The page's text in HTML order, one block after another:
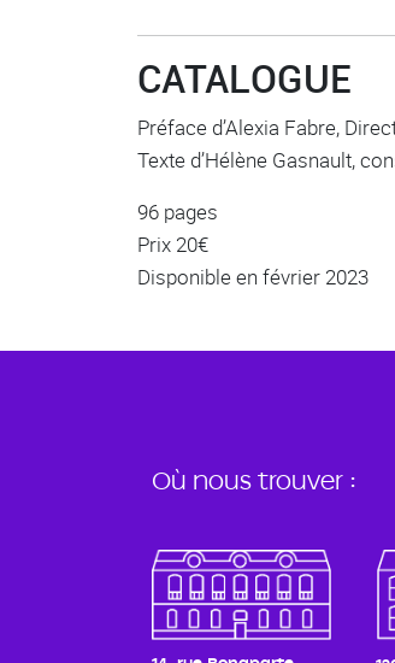
CATALOGUE
Préface d’Alexia Fabre,
Texte d’Hélène Gasnault,
96 pages
Prix 20€
Disponible en février 2023
Où nous trouver :